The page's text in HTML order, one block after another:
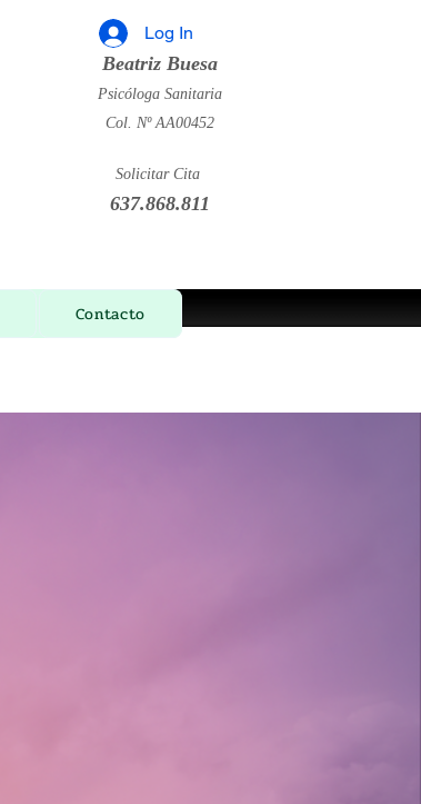
Beatriz Buesa
Psicóloga Sanitaria
Col. Nº AA00452
Log In
Solicitar Cita
637.868.811
Contacto